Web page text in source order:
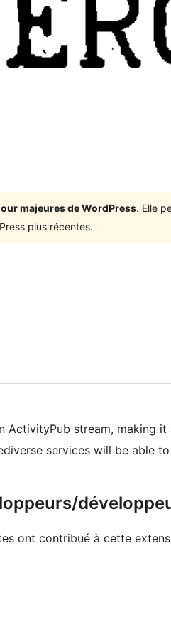
majeures de WordPress. Elle
plus récentes.
ActivityPub stream, making
services will be able
ont contribué à cette